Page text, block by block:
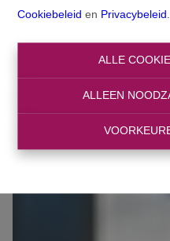
Cookiebeleid en Privacybeleid
ALLE
ALLEEN